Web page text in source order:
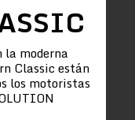
moderna
Classic están
los motoristas